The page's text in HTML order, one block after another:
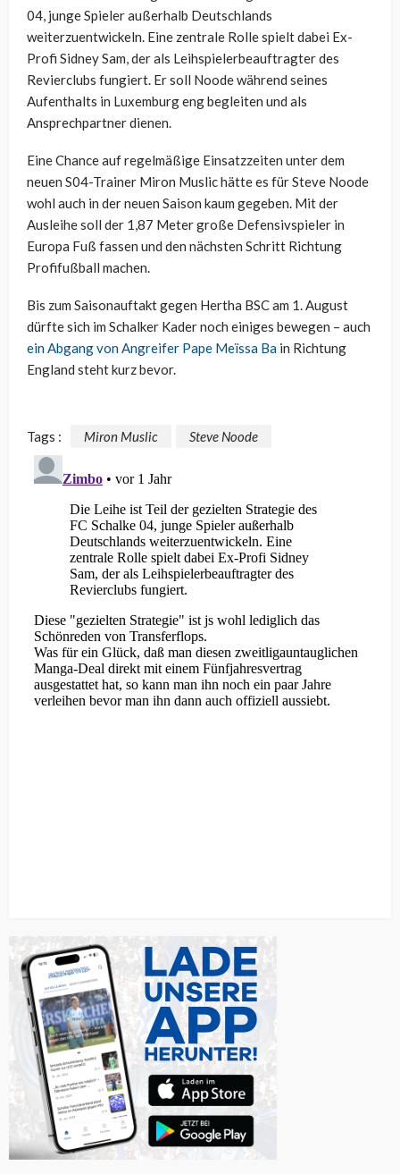
04, junge Spieler außerhalb Deutschlands
weiterzuentwickeln. Eine zentrale Rolle spielt dabei Ex-
Profi Sidney Sam, der als Leihspielerbeauftragter des
Revierclubs fungiert. Er soll Noode während seines
Aufenthalts in Luxemburg eng begleiten und als
Ansprechpartner dienen.
Eine Chance auf regelmäßige Einsatzzeiten unter dem
neuen S04-Trainer Miron Muslic hätte es für Steve Noode
wohl auch in der neuen Saison kaum gegeben. Mit der
Ausleihe soll der 1,87 Meter große Defensivspieler in
Europa Fuß fassen und den nächsten Schritt Richtung
Profifußball machen.
Bis zum Saisonauftakt gegen Hertha BSC am 1. August
dürfte sich im Schalker Kader noch einiges bewegen – auch
ein Abgang von Angreifer Pape Meïssa Ba in Richtung
England steht kurz bevor.
Tags : Miron Muslic Steve Noode